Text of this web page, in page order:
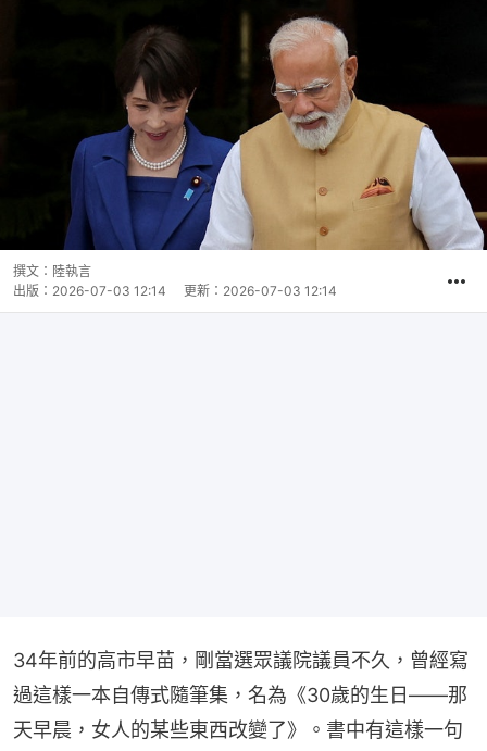
撰文： 陸執言
出版： 2026-07-03 12:14 更新： 2026-07-03 12:14
34年前的高市早苗，剛當選眾議院議員不久，曾經寫
過這樣一本自傳式隨筆集，名為《30歲的生日——那
天早晨，女人的某些東西改變了》。書中有這樣一句